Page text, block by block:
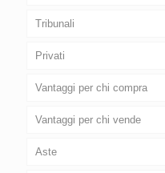
Tribunali
Privati
Vantaggi per chi compra
Vantaggi per chi vende
Aste